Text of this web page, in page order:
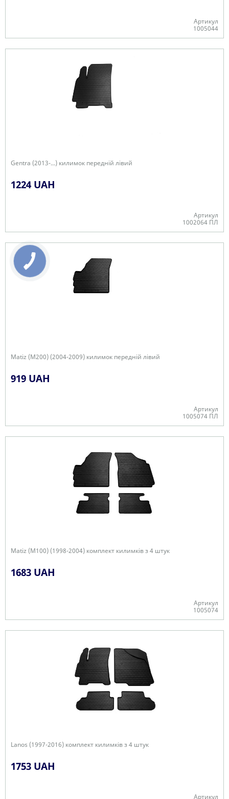
Артикул
1005044
Gentra (2013-...) килимок передній лівий
1224 UAH
Артикул
1002064 ПЛ
Matiz (M200) (2004-2009) килимок передній лівий
919 UAH
Артикул
1005074 ПЛ
Matiz (M100) (1998-2004) комплект килимків з 4 штук
1683 UAH
Артикул
1005074
Lanos (1997-2016) комплект килимків з 4 штук
1753 UAH
Артикул